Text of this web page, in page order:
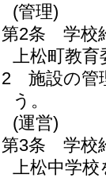
(管理)
第2条
学校
上松町教
2
施設の管
う。
(運営)
第3条
学校
上松中学